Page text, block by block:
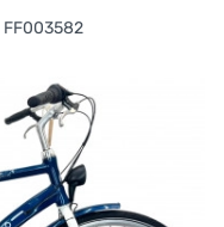
FF003582